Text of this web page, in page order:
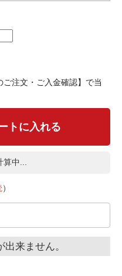
ご注文・ご入金確認】で当
トに入れる
中...
）
来ません。